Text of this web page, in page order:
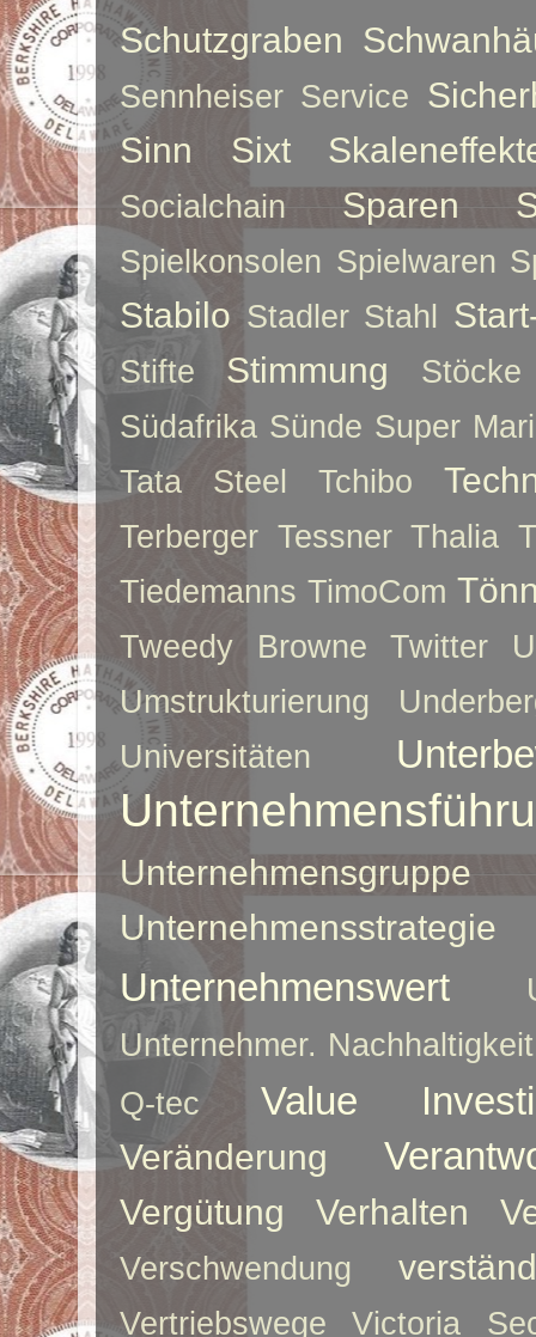
Schutzgraben
Sennheiser Service
Sinn
Sixt
Socialchain Sparen
Spielkonsolen Spielwaren
Stabilo Stadler Stahl
Stifte Stimmung
Stöcke
Südafrika Sünde Super
Tata Steel
Tchibo
Terberger Tessner Thalia
Tiedemanns TimoCom
Tweedy Browne Twitter
Umstrukturierung
Universitäten
Unternehmensgruppe
Unternehmensstrategie
Unternehmenswert
Unternehmer. Nachhaltigkeit
Q-tec
Value
Veränderung
Vergütung Verhalten
Verschwendung
Vertriebswege Victoria